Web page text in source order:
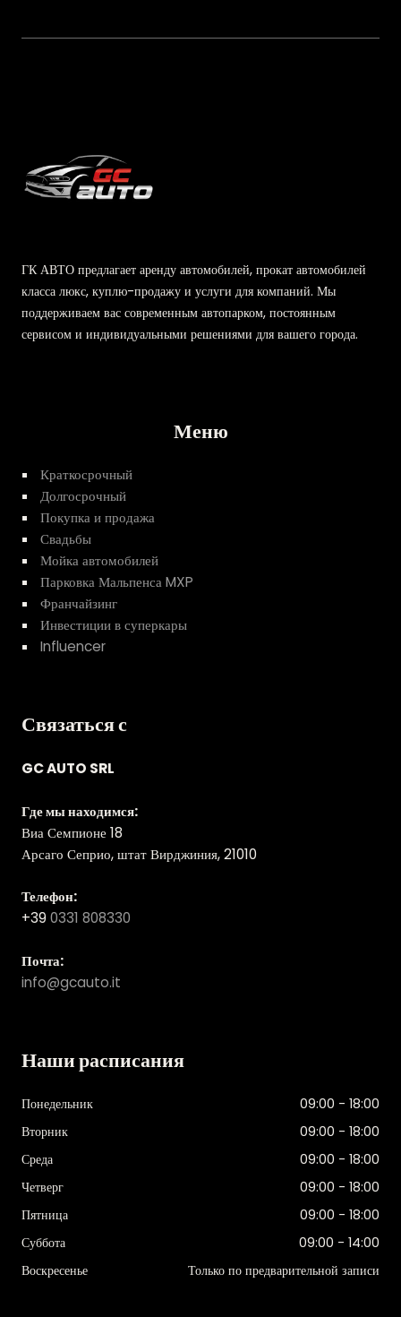
ГК АВТО предлагает аренду автомобилей, прокат автомобилей
класса люкс, куплю-продажу и услуги для компаний. Мы
поддерживаем вас современным автопарком, постоянным
сервисом и индивидуальными решениями для вашего города.
Меню
Краткосрочный
Долгосрочный
Покупка и продажа
Свадьбы
Мойка автомобилей
Парковка Мальпенса MXP
Франчайзинг
Инвестиции в суперкары
Influencer
Связаться с
GC AUTO SRL
Где мы находимся:
Виа Семпионе 18
Арсаго Сеприо, штат Вирджиния, 21010
Телефон:
+39 0331 808330
Почта:
info@gcauto.it
Наши расписания
Понедельник
09:00 - 18:00
Вторник
09:00 - 18:00
Среда
09:00 - 18:00
Четверг
09:00 - 18:00
Пятница
09:00 - 18:00
Суббота
09:00 - 14:00
Воскресенье
Только по предварительной записи